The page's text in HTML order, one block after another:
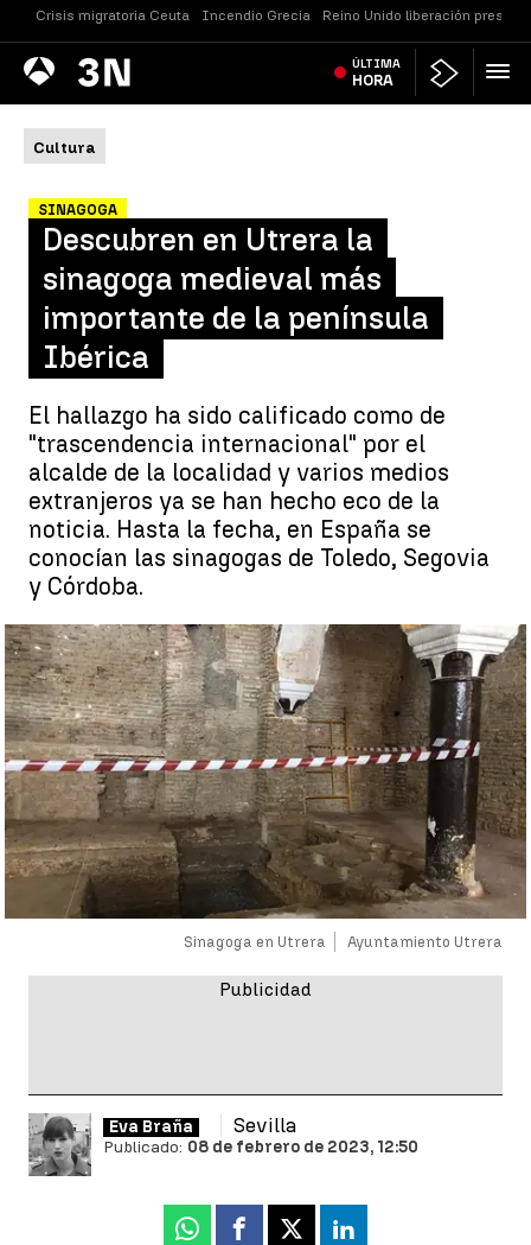
Crisis migratoria Ceuta Incendio Grecia Reino Unido liberación presos
Antena
3 Noticias ÚLTIMA
HORA
Cultura
SINAGOGA
Descubren en Utrera la
sinagoga medieval más
importante de la península
Ibérica
El hallazgo ha sido calificado como de
"trascendencia internacional" por el
alcalde de la localidad y varios medios
extranjeros ya se han hecho eco de la
noticia. Hasta la fecha, en España se
conocían las sinagogas de Toledo, Segovia
y Córdoba.
Sinagoga en Utrera Ayuntamiento Utrera
Eva Braña Sevilla
Publicado: 08 de febrero de 2023, 12:50
Whatsapp
Facebook
X Linkedin